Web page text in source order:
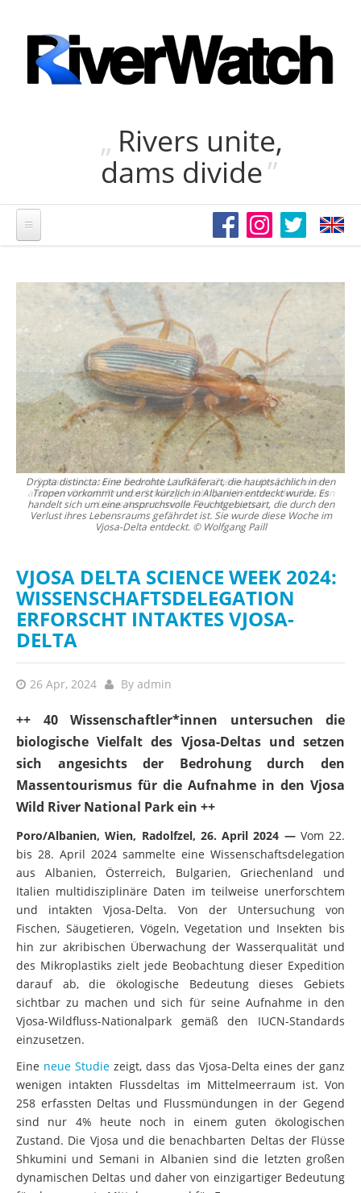
Rivers unite,
dams divide
Drypta distincta: Eine bedrohte Laufkäferart, die hauptsächlich in den
Tropen vorkommt und erst kürzlich in Albanien entdeckt wurde. Es
handelt sich um eine anspruchsvolle Feuchtgebietsart, die durch den
Verlust ihres Lebensraums gefährdet ist. Sie wurde diese Woche im
Vjosa-Delta entdeckt. © Wolfgang Paill
VJOSA DELTA SCIENCE WEEK 2024:
WISSENSCHAFTSDELEGATION
ERFORSCHT INTAKTES VJOSA-
DELTA
26 Apr, 2024 By admin
++ 40 Wissenschaftler*innen untersuchen die
biologische Vielfalt des Vjosa-Deltas und setzen
sich angesichts der Bedrohung durch den
Massentourismus für die Aufnahme in den Vjosa
Wild River National Park ein ++
Poro/Albanien, Wien, Radolfzel, 26. April 2024 —Vom 22.
bis 28. April 2024 sammelte eine Wissenschaftsdelegation
aus Albanien, Österreich, Bulgarien, Griechenland und
Italien multidisziplinäre Daten im teilweise unerforschtem
und intakten Vjosa-Delta. Von der Untersuchung von
Fischen, Säugetieren, Vögeln, Vegetation und Insekten bis
hin zur akribischen Überwachung der Wasserqualität und
des Mikroplastiks zielt jede Beobachtung dieser Expedition
darauf ab, die ökologische Bedeutung dieses Gebiets
sichtbar zu machen und sich für seine Aufnahme in den
Vjosa-Wildfluss-Nationalpark gemäß den IUCN-Standards
einzusetzen.
Eine neue Studie zeigt, dass das Vjosa-Delta eines der ganz
wenigen intakten Flussdeltas im Mittelmeerraum ist. Von
258 erfassten Deltas und Flussmündungen in der Gegend
sind nur 4% heute noch in einem guten ökologischen
Zustand. Die Vjosa und die benachbarten Deltas der Flüsse
Shkumini und Semani in Albanien sind die letzten großen
dynamischen Deltas und daher von einzigartiger Bedeutung